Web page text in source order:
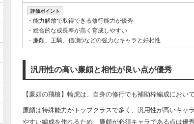
評価ポイント
・能力解放で取得できる修行能力が優秀
・総合的な成長率が高く育成しやすい
・廉頗、王騎、信(新)などの強力なキャラと好相性
汎用性の高い廉頗と相性が良い点が優秀
【廉頗の飛槍】輪虎は、自身の修行でも補助枠編成におい
廉頗は特殊能力がトップクラスで多く、汎用性が高いキャ
やすい編成を作れるため、廉頗が必須キャラである点は優秀